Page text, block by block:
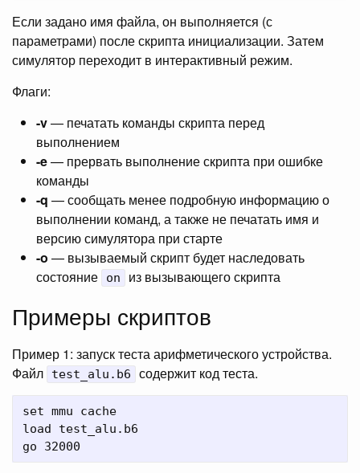
Если задано имя файла, он выполняется (с
параметрами) после скрипта инициализации. Затем
симулятор переходит в интерактивный режим.
Флаги:
-v— печатать команды скрипта перед
выполнением
-e— прервать выполнение скрипта при ошибке
команды
-q — сообщать менее подробную информацию о
выполнении команд, а также не печатать имя и
версию симулятора при старте
-o — вызываемый скрипт будет наследовать
состояние
on из вызывающего скрипта
Примеры скриптов
Пример 1: запуск теста арифметического устройства.
Файл
test_alu.b6 содержит код теста.
set mmu cache
load test_alu.b6